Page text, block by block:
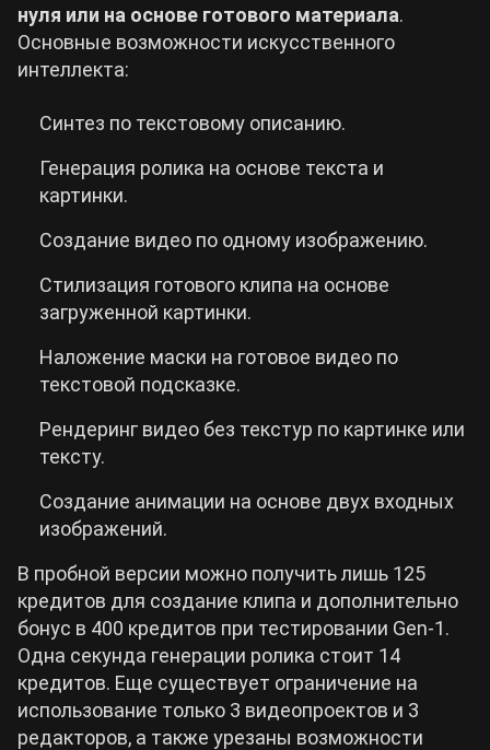
нуля или на основе готового материала.
Основные возможности искусственного
интеллекта:
Синтез по текстовому описанию.
Генерация ролика на основе текста и
картинки.
Создание видео по одному изображению.
Стилизация готового клипа на основе
загруженной картинки.
Наложение маски на готовое видео по
текстовой подсказке.
Рендеринг видео без текстур по картинке или
тексту.
Создание анимации на основе двух входных
изображений.
В пробной версии можно получить лишь 125
кредитов для создание клипа и дополнительно
бонус в 400 кредитов при тестировании Gen-1.
Одна секунда генерации ролика стоит 14
кредитов. Еще существует ограничение на
использование только 3 видеопроектов и 3
редакторов, а также урезаны возможности